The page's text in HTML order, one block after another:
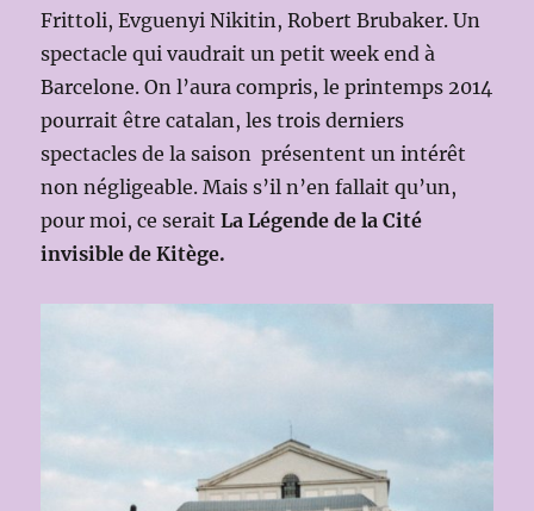
Frittoli, Evguenyi Nikitin, Robert Brubaker. Un
spectacle qui vaudrait un petit week end à
Barcelone. On l’aura compris, le printemps 2014
pourrait être catalan, les trois derniers
spectacles de la saison présentent un intérêt
non négligeable. Mais s’il n’en fallait qu’un,
pour moi, ce seraitLa Légende de la Cité
invisible de Kitège.